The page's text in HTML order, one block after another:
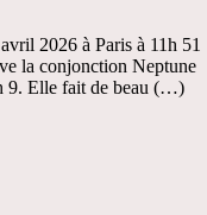
2026 à Paris à 11h 51
la conjonction Neptune
9. Elle fait de beau (…)